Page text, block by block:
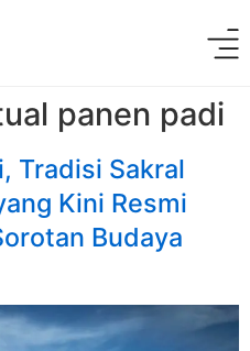
panen padi
Tradisi Sakral
Kini Resmi
Budaya